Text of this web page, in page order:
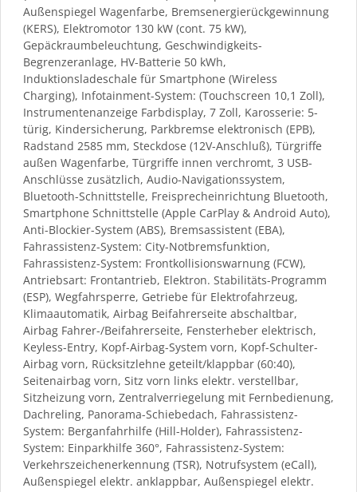
Außenspiegel Wagenfarbe, Bremsenergierückgewinnung
(KERS), Elektromotor 130 kW (cont. 75 kW),
Gepäckraumbeleuchtung, Geschwindigkeits-
Begrenzeranlage, HV-Batterie 50 kWh,
Induktionsladeschale für Smartphone (Wireless
Charging), Infotainment-System: (Touchscreen 10,1 Zoll),
Instrumentenanzeige Farbdisplay, 7 Zoll, Karosserie: 5-
türig, Kindersicherung, Parkbremse elektronisch (EPB),
Radstand 2585 mm, Steckdose (12V-Anschluß), Türgriffe
außen Wagenfarbe, Türgriffe innen verchromt, 3 USB-
Anschlüsse zusätzlich, Audio-Navigationssystem,
Bluetooth-Schnittstelle, Freisprecheinrichtung Bluetooth,
Smartphone Schnittstelle (Apple CarPlay & Android Auto),
Anti-Blockier-System (ABS), Bremsassistent (EBA),
Fahrassistenz-System: City-Notbremsfunktion,
Fahrassistenz-System: Frontkollisionswarnung (FCW),
Antriebsart: Frontantrieb, Elektron. Stabilitäts-Programm
(ESP), Wegfahrsperre, Getriebe für Elektrofahrzeug,
Klimaautomatik, Airbag Beifahrerseite abschaltbar,
Airbag Fahrer-/Beifahrerseite, Fensterheber elektrisch,
Keyless-Entry, Kopf-Airbag-System vorn, Kopf-Schulter-
Airbag vorn, Rücksitzlehne geteilt/klappbar (60:40),
Seitenairbag vorn, Sitz vorn links elektr. verstellbar,
Sitzheizung vorn, Zentralverriegelung mit Fernbedienung,
Dachreling, Panorama-Schiebedach, Fahrassistenz-
System: Berganfahrhilfe (Hill-Holder), Fahrassistenz-
System: Einparkhilfe 360°, Fahrassistenz-System:
Verkehrszeichenerkennung (TSR), Notrufsystem (eCall),
Außenspiegel elektr. anklappbar, Außenspiegel elektr.